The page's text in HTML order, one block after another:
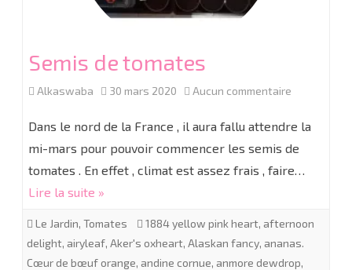
Semis de tomates
Alkaswaba 30 mars 2020 Aucun commentaire
de
tomates
Dans le nord de la France , il aura fallu attendre la
mi-mars pour pouvoir commencer les semis de
tomates . En effet , climat est assez frais , faire…
Lire la suite »
Le Jardin, Tomates 1884 yellow pink heart, afternoon
delight, airyleaf, Aker's oxheart, Alaskan fancy, ananas.
Cœur de bœuf orange, andine cornue, anmore dewdrop,